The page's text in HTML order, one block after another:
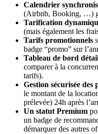
Calendrier
(Airbnb, Booking, …)
Tarification
(mais également les
Tarifs promotionnels
badge “promo” sur
Tableau de bord
comparer à la
tarifs).
Gestion sécurisée des
le montant de la
prélevée) 24h après
Un statut Premium
un badge de
démarquer des autres